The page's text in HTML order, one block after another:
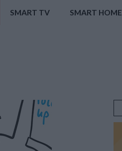
SMART TV SMART HOME